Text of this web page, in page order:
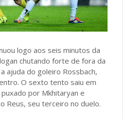
logo aos seis minutos da
chutando forte de fora da
ajuda do goleiro Rossbach,
O sexto tento saiu em
por Mkhitaryan e
Reus, seu terceiro no duelo.